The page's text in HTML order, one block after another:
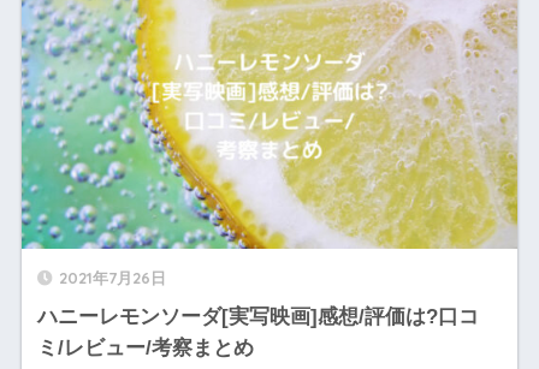
2021年7月26日
ハニーレモンソーダ[実写映画]感想/評価は?口コ
ミ/レビュー/考察まとめ